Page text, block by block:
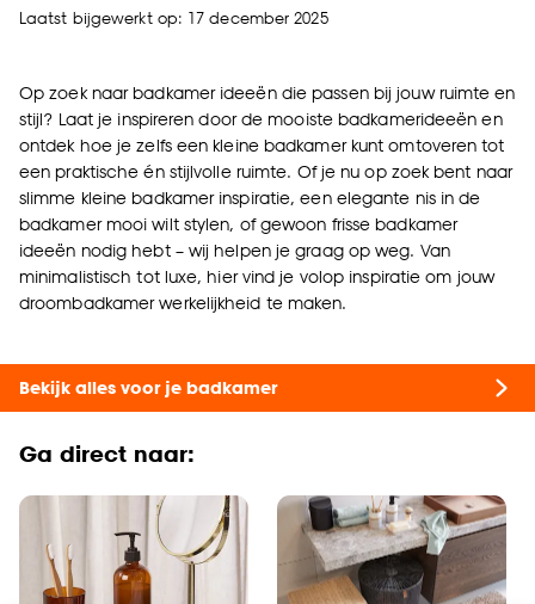
Laatst bijgewerkt op: 17 december 2025
Op zoek naar badkamer ideeën die passen bij jouw ruimte en
stijl? Laat je inspireren door de mooiste badkamerideeën en
ontdek hoe je zelfs een kleine badkamer kunt omtoveren tot
een praktische én stijlvolle ruimte. Of je nu op zoek bent naar
slimme kleine badkamer inspiratie, een elegante nis in de
badkamer mooi wilt stylen, of gewoon frisse badkamer
ideeën nodig hebt – wij helpen je graag op weg. Van
minimalistisch tot luxe, hier vind je volop inspiratie om jouw
droombadkamer werkelijkheid te maken.
Bekijk alles voor je badkamer
Ga direct naar: